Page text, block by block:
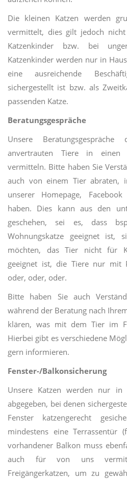
Die kleinen Katzen werden
vermittelt, dies gilt jedoch
Katzenkinder bzw. bei
Katzenkinder werden nur in
eine ausreichende
sichergestellt ist bzw. als
passenden Katze.
Beratungsgespräche
Unsere
anvertrauten Tiere in einen
vermitteln. Bitte haben Sie
auch von einem Tier abraten,
unserer Homepage,
haben. Dies kann aus den
geschehen, sei es, dass
Wohnungskatze geeignet ist,
möchten, das Tier nicht für
geeignet ist, die Tiere nur mit
oder, oder, oder.
Bitte haben Sie auch
während der Beratung nach
klären, was mit dem Tier im
Hierbei gibt es verschiedene
gern informieren.
Fenster-/Balkonsicherung
Unsere Katzen werden nur in
abgegeben, bei denen
Fenster katzengerecht
mindestens eine Terrassentür
vorhandener Balkon muss
auch für von uns
Freigängerkatzen, um zu